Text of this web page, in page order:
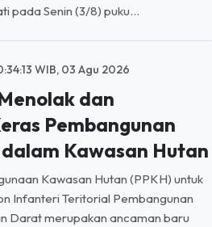
pada Senin (3/8) puku...
WIB, 03 Agu 2026
dan
Pembangunan
Kawasan Hutan
Kawasan Hutan (PPKH) untuk
Infanteri Teritorial Pembangunan
Darat merupakan ancaman baru